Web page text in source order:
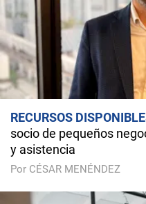
RECURSOS
socio de pequeños
y asistencia
Por CÉSAR MENÉNDEZ